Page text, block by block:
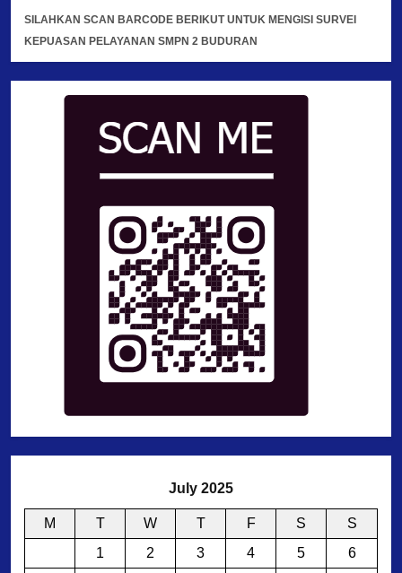
SILAHKAN SCAN BARCODE BERIKUT UNTUK MENGISI SURVEI
KEPUASAN PELAYANAN SMPN 2 BUDURAN
July 2025
M T W T F S
S
1
2 3 4 5
6